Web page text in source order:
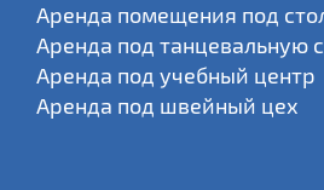
Аренда помещения под
Аренда под танцевальную
Аренда под учебный центр
Аренда под швейный цех